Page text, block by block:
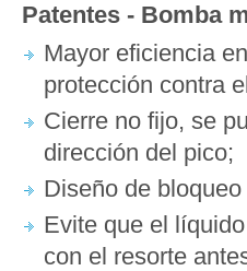
Patentes - Bomba
Mayor eficiencia
protección contra
Cierre no fijo, se
dirección del pico;
Diseño de
Evite que el
con el resorte